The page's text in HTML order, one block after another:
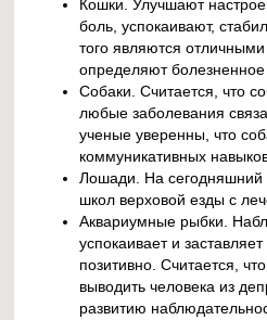
Кошки. Улучшают
боль, успокаивают,
того являются
определяют
Собаки. Считается, что
любые заболевания
ученые уверенны, что
коммуникативных
Лошади. На сегодняшний
школ верховой езды с
Аквариумные рыбки.
успокаивает и
позитивно. Считается,
выводить человека из
развитию